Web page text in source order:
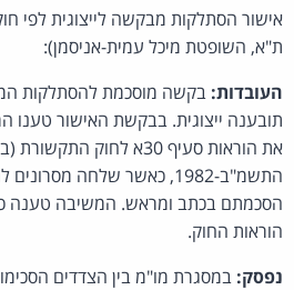
אישור הסתלקות מבקשה לייצוגית לפי
ת"א, השופטת מיכל עמית-אניסמן):
העובדות: בקשה מוסכמת להסתלקות
תובענה ייצוגית. בבקשת האישור
את הוראות סעיף 30א לחוק
התשמ"ב-1982, כאשר שלחה
הסכמתם בכתב ומראש. המשיבה טענה
הוראות החוק.
נפסק: במסגרת מו"מ בין הצדדים